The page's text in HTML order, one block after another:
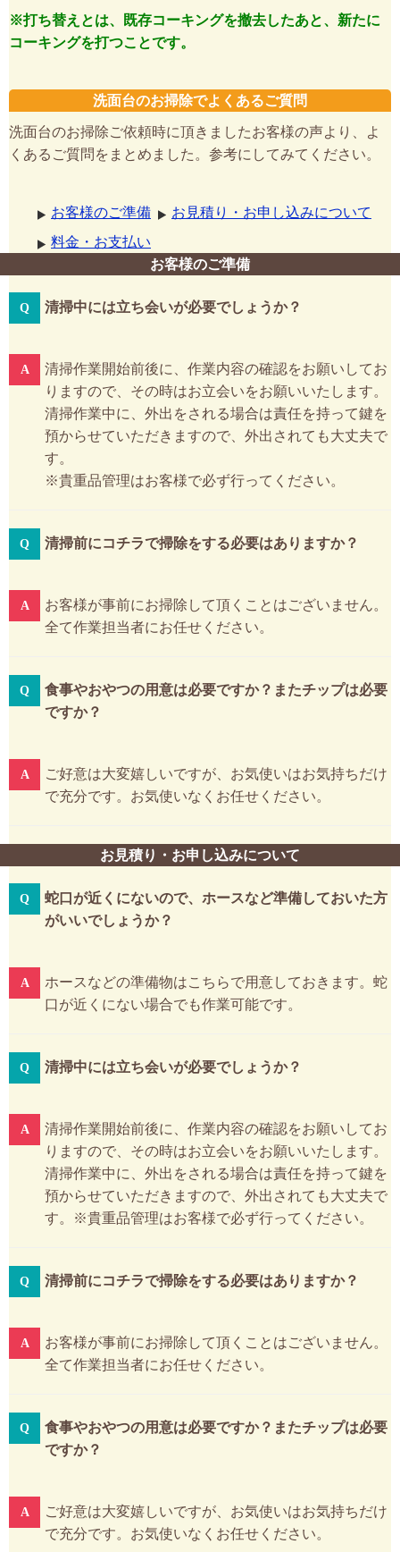
※打ち替えとは、既存コーキングを撤去したあと、新たに
コーキングを打つことです。
洗面台のお掃除でよくあるご質問
洗面台のお掃除ご依頼時に頂きましたお客様の声より、よ
くあるご質問をまとめました。参考にしてみてください。
お客様のご準備
お見積り・お申し込みについて
料金・お支払い
お客様のご準備
清掃中には立ち会いが必要でしょうか？
清掃作業開始前後に、作業内容の確認をお願いしてお
りますので、その時はお立会いをお願いいたします。
清掃作業中に、外出をされる場合は責任を持って鍵を
預からせていただきますので、外出されても大丈夫で
す。
※貴重品管理はお客様で必ず行ってください。
清掃前にコチラで掃除をする必要はありますか？
お客様が事前にお掃除して頂くことはございません。
全て作業担当者にお任せください。
食事やおやつの用意は必要ですか？またチップは必要
ですか？
ご好意は大変嬉しいですが、お気使いはお気持ちだけ
で充分です。お気使いなくお任せください。
お見積り・お申し込みについて
蛇口が近くにないので、ホースなど準備しておいた方
がいいでしょうか？
ホースなどの準備物はこちらで用意しておきます。蛇
口が近くにない場合でも作業可能です。
清掃中には立ち会いが必要でしょうか？
清掃作業開始前後に、作業内容の確認をお願いしてお
りますので、その時はお立会いをお願いいたします。
清掃作業中に、外出をされる場合は責任を持って鍵を
預からせていただきますので、外出されても大丈夫で
す。※貴重品管理はお客様で必ず行ってください。
清掃前にコチラで掃除をする必要はありますか？
お客様が事前にお掃除して頂くことはございません。
全て作業担当者にお任せください。
食事やおやつの用意は必要ですか？またチップは必要
ですか？
ご好意は大変嬉しいですが、お気使いはお気持ちだけ
で充分です。お気使いなくお任せください。